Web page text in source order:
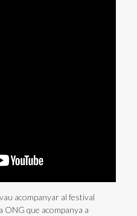
acompanyar al festival
ONG que acompanya a